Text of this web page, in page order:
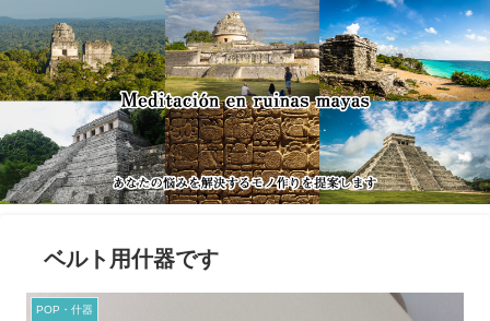
ベルト用什器です
POP・什器